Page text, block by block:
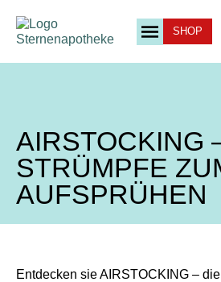
SHOP
AIRSTOCKING
STRÜMPFE
AUFSPRÜHEN
Entdecken sie AIRSTOCKING –